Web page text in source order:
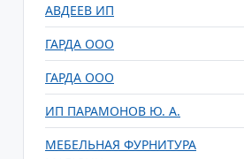
АВДЕЕВ ИП
ГАРДА ООО
ГАРДА ООО
ИП ПАРАМОНОВ Ю. А.
МЕБЕЛЬНАЯ ФУРНИТУРА